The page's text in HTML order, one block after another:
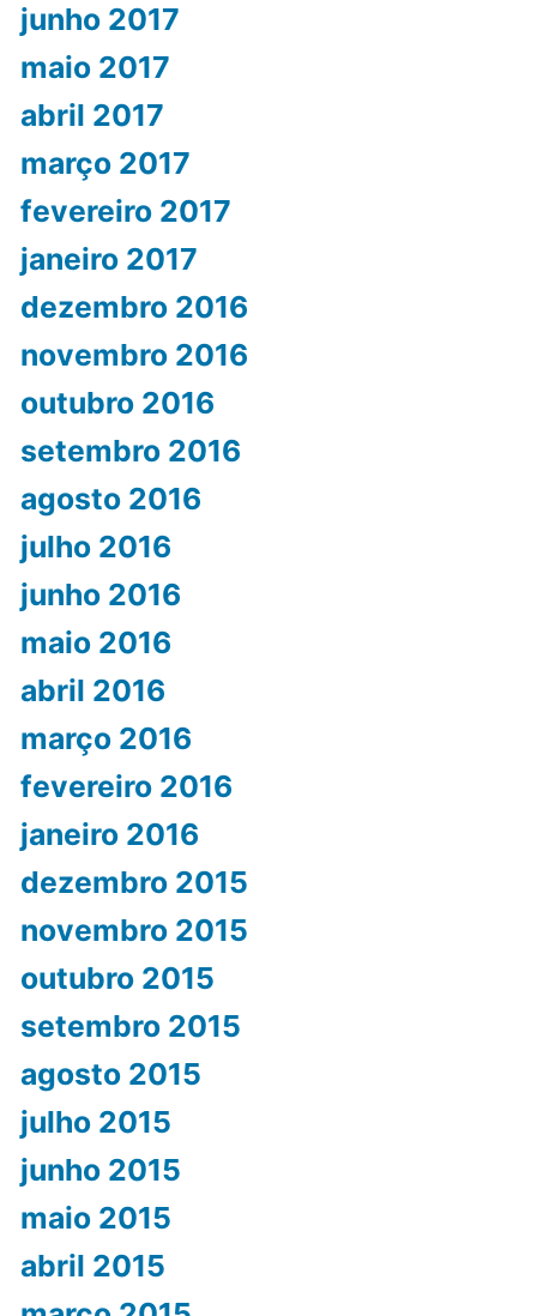
junho 2017
maio 2017
abril 2017
março 2017
fevereiro 2017
janeiro 2017
dezembro 2016
novembro 2016
outubro 2016
setembro 2016
agosto 2016
julho 2016
junho 2016
maio 2016
abril 2016
março 2016
fevereiro 2016
janeiro 2016
dezembro 2015
novembro 2015
outubro 2015
setembro 2015
agosto 2015
julho 2015
junho 2015
maio 2015
abril 2015